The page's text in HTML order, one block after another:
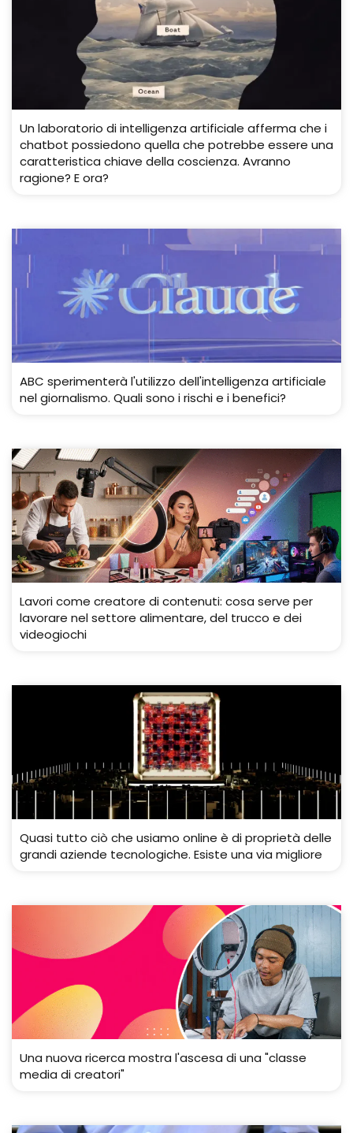
Un laboratorio di intelligenza artificiale afferma che i
chatbot possiedono quella che potrebbe essere una
caratteristica chiave della coscienza. Avranno
ragione? E ora?
ABC sperimenterà l'utilizzo dell'intelligenza artificiale
nel giornalismo. Quali sono i rischi e i benefici?
Lavori come creatore di contenuti: cosa serve per
lavorare nel settore alimentare, del trucco e dei
videogiochi
Quasi tutto ciò che usiamo online è di proprietà delle
grandi aziende tecnologiche. Esiste una via migliore
Una nuova ricerca mostra l'ascesa di una "classe
media di creatori"